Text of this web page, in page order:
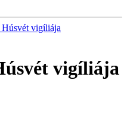
vigíliája
vigíliája